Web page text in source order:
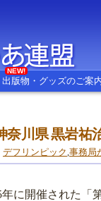
出版物・グッズのご案
NEW!
奈川県 黒岩祐
デフリンピック,事務局
に開催された「